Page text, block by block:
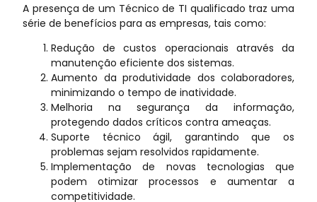
A presença de um Técnico de TI qualificado traz uma
série de benefícios para as empresas, tais como:
Redução de custos operacionais através da
manutenção eficiente dos sistemas.
Aumento da produtividade dos colaboradores,
minimizando o tempo de inatividade.
Melhoria na segurança da informação,
protegendo dados críticos contra ameaças.
Suporte técnico ágil, garantindo que os
problemas sejam resolvidos rapidamente.
Implementação de novas tecnologias que
podem otimizar processos e aumentar a
competitividade.